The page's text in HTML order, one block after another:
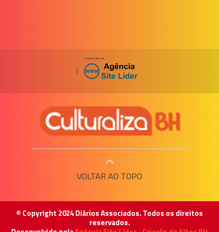
|
VOLTAR AO TOPO
© Copyright 2024 Diários Associados. Todos os direitos
reservados.